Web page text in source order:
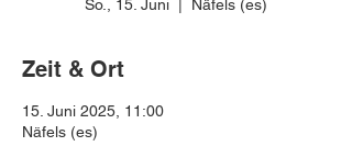
So., 15. Juni Näfels (es)
Zeit & Ort
15. Juni 2025, 11:00
Näfels (es)